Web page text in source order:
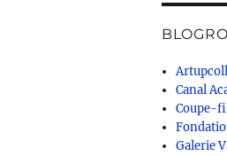
Canal
Coupe-
Galerie